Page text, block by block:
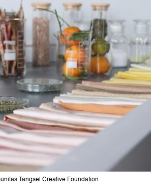
Tangsel Creative Foundation